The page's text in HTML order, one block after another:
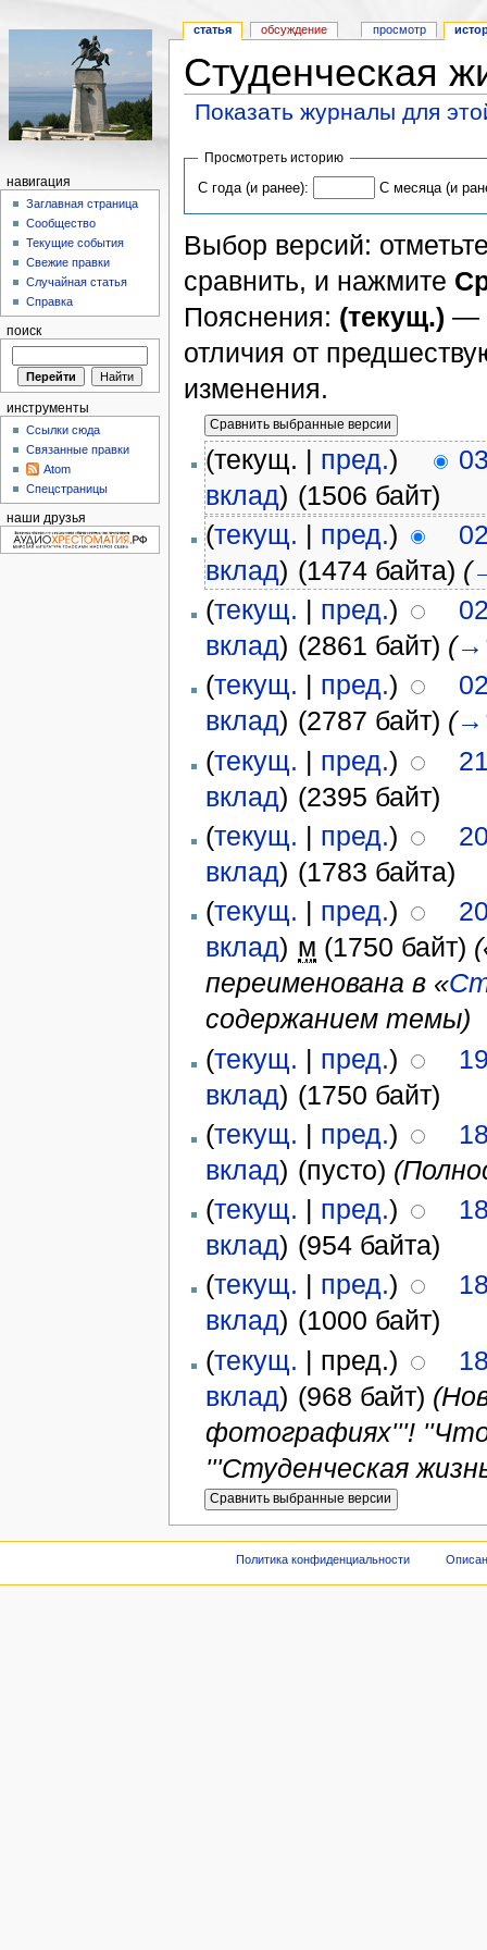
Студенческая
Показать журналы для
Просмотреть историю
С года (и ранее): С месяца (и
Выбор версий:
сравнить, и нажмите
Пояснения: (текущ.) —
отличия от
изменения.
(текущ. | пред.)
вклад) (1506 байт)
(текущ. | пред.)
вклад) (1474 байта) (
(текущ. | пред.)
вклад) (2861 байт) (→
(текущ. | пред.)
вклад) (2787 байт) (→
(текущ. | пред.)
вклад) (2395 байт)
(текущ. | пред.)
вклад) (1783 байта)
(текущ. | пред.)
вклад) м (1750 байт)
переименована в «
содержанием темы)
(текущ. | пред.)
вклад) (1750 байт)
(текущ. | пред.)
вклад) (пусто)
(текущ. | пред.)
вклад) (954 байта)
(текущ. | пред.)
вклад) (1000 байт)
(текущ. | пред.)
вклад) (968 байт)
фотографиях'''! ''Что
'''Студенческая
статья обсуждение просмотр
навигация
Заглавная страница
Сообщество
Текущие события
Свежие правки
Случайная статья
Справка
поиск
инструменты
Ссылки сюда
Связанные правки
Atom
Спецстраницы
наши друзья
Политика конфиденциальности